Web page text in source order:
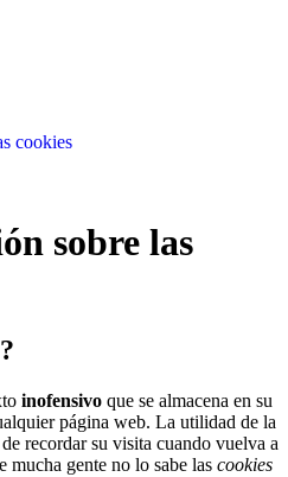
cookies
sobre las
inofensivo que se almacena en su
página web. La utilidad de la
recordar su visita cuando vuelva a
mucha gente no lo sabe las cookies